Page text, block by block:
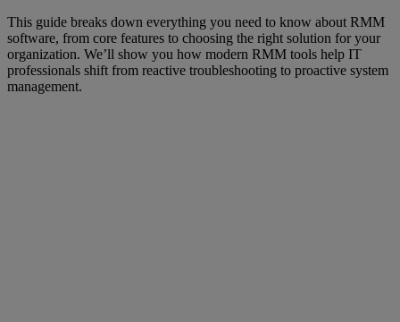
This guide breaks down everything you need to know about RMM
software, from core features to choosing the right solution for your
organization. We’ll show you how modern RMM tools help IT
professionals shift from reactive troubleshooting to proactive system
management.